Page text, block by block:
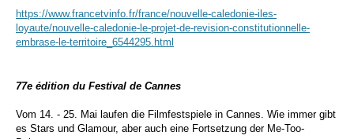
https://www.francetvinfo.fr/france/nouvelle-caledonie-iles-
loyaute/nouvelle-caledonie-le-projet-de-revision-constitutionnelle-
embrase-le-territoire_6544295.html
77e édition du Festival de Cannes
Vom 14. - 25. Mai laufen die Filmfestspiele in Cannes. Wie immer gibt
es Stars und Glamour, aber auch eine Fortsetzung der Me-Too-